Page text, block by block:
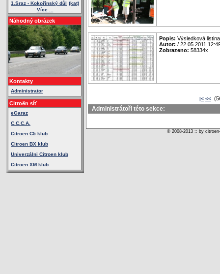
1.Sraz - Kokořínský důl (kat)
Více ...
Náhodný obrázek
Kontakty
Administrator
Citroën síť
eGaraz
C.C.C.A.
Citroen C5 klub
Citroen BX klub
Univerzálni Citroen klub
Citroen XM klub
Popis: Výsledková listina
Autor: / 22.05.2011
Zobrazeno: 58334x
|< <<
Administrátoři této sekce:
© 2008-2013 :: by